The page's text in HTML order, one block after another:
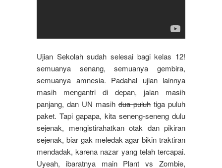
Ujian Sekolah sudah selesai bagi kelas 12!
semuanya senang, semuanya gembira,
semuanya amnesia. Padahal ujian lainnya
masih mengantri di depan, jalan masih
panjang, dan UN masih dua puluh tiga puluh
paket. Tapi gapapa, kita seneng-seneng dulu
sejenak, mengistirahatkan otak dan pikiran
sejenak, biar gak meledak agar bikin traktiran
mendadak, karena nazar yang telah tercapai.
Uyeah, ibaratnya main Plant vs Zombie,